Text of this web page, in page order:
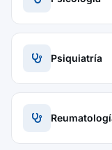
Psiquiatría